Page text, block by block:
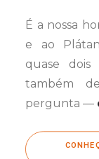
É a nossa
e ao
quase
também
pergunta —